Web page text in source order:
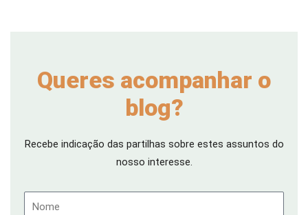
Queres acompanhar o
blog?
Recebe indicação das partilhas sobre estes assuntos do
nosso interesse.